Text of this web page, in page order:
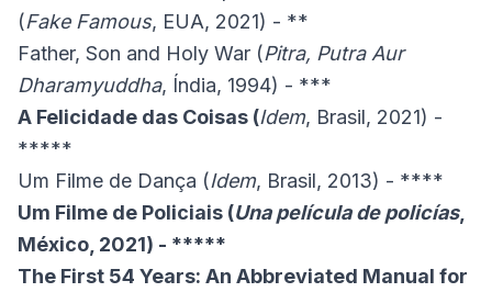
(Fake Famous, EUA, 2021) - **
Father, Son and Holy War (Pitra, Putra Aur
Dharamyuddha, Índia, 1994) - ***
A Felicidade das Coisas (Idem, Brasil, 2021) -
*****
Um Filme de Dança (Idem, Brasil, 2013) - ****
Um Filme de Policiais (Una película de policías,
México, 2021) - *****
The First 54 Years: An Abbreviated Manual for